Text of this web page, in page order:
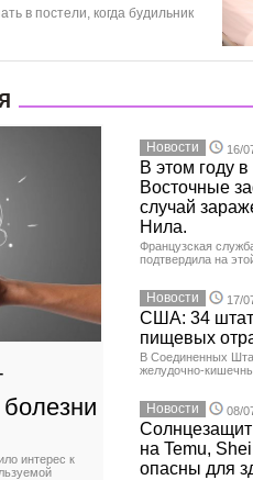
в постели, когда будильник
интерес к
Новости 16/
В этом году
Восточные
случай
Нила.
Французская
подтвердила на
Новости 17/
США: 34
пищевых
В Соединенных
желудочно-
Новости 08/
на Temu,
опасны для